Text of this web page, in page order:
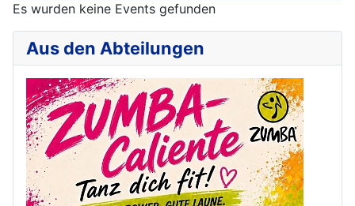
Es wurden keine Events gefunden
Aus den Abteilungen